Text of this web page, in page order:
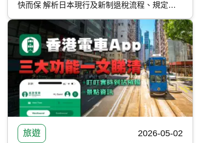
快而保 解析日本現行及新制退稅流程、規定與
各種注意事項，讓你安心享受日本購物之旅。
旅遊 2026-05-02